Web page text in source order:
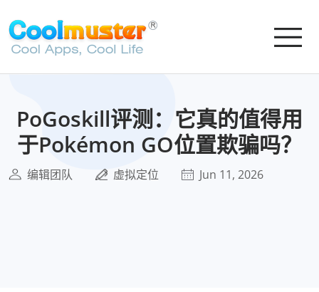
PoGoskill评测：它真的值得用
于Pokémon GO位置欺骗吗？
编辑团队 虚拟定位 Jun 11, 2026